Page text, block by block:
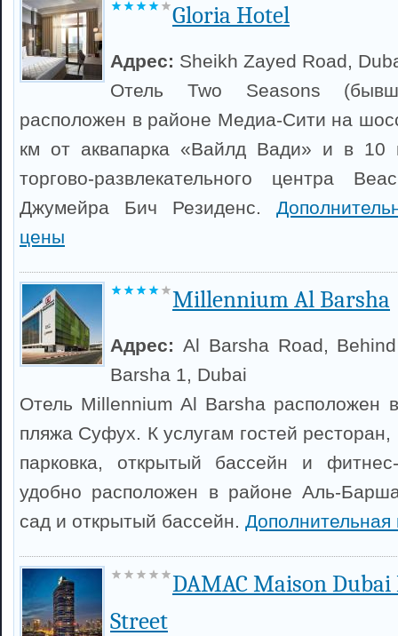
Gloria Hotel
Адрес: Sheikh Zayed Road,
Отель Two Seasons
расположен в районе Медиа-Сити на
км от аквапарка «Вайлд Вади» и в 10
торгово-развлекательного центра
Джумейра Бич Резиденс.
цены
Millennium Al Barsha
Адрес: Al Barsha Road,
Barsha 1, Dubai
Отель Millennium Al Barsha расположен
пляжа Суфух. К услугам гостей ресторан,
парковка, открытый бассейн и
удобно расположен в районе Аль-
сад и открытый бассейн.
DAMAC Maison
Street